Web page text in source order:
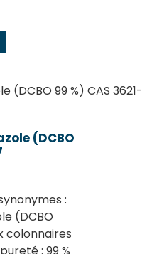
(DCBO
:
(DCBO
colonnaires